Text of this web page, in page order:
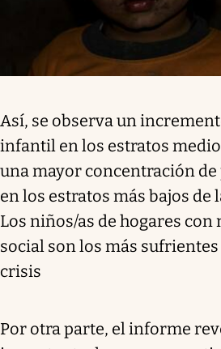
Así, se observa un
infantil en los estratos
una mayor concentración
en los estratos más bajos de
Los niños/as de hogares
social son los más
crisis
Por otra parte, el informe